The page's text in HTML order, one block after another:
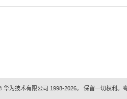
华为技术有限公司 1998-2026。 保留一切权利。